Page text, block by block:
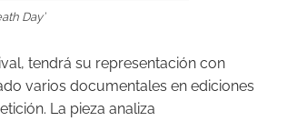
Day’
tendrá su representación con
varios documentales en ediciones
La pieza analiza